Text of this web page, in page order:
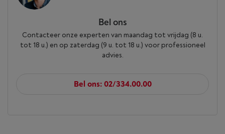
Bel ons
Contacteer onze experten van maandag tot vrijdag (8 u.
tot 18 u.) en op zaterdag (9 u. tot 18 u.) voor professioneel
advies.
Bel ons: 02/334.00.00